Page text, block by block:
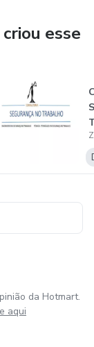
esse
da Hotmart.
aqui